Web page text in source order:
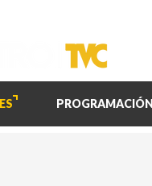
PROGRAMACIÓN